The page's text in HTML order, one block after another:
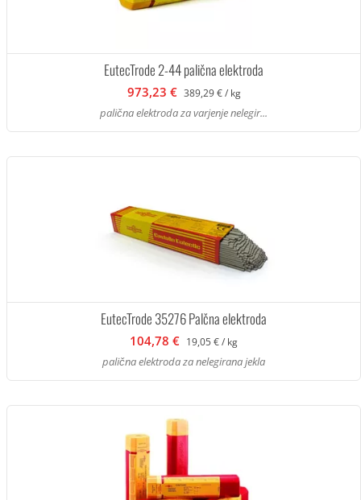
EutecTrode 2-44 palična elektroda
973,23 € 389,29 € / kg
palična elektroda za varjenje nelegir...
EutecTrode 35276 Palčna elektroda
104,78 € 19,05 € / kg
palična elektroda za nelegirana jekla